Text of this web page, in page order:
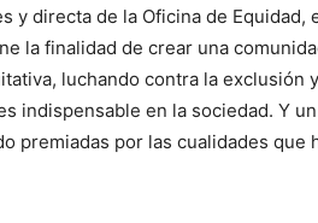
y directa de la Oficina de Equidad,
la finalidad de crear una
luchando contra la exclusión
indispensable en la sociedad. Y
premiadas por las cualidades que